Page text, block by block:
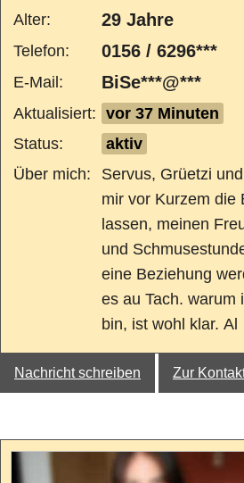
Alter:
29 Jahre
Telefon: 0156 / 6296***
E-Mail: BiSe***@***
Aktualisiert: vor 37 Minuten
Status:
aktiv
Über mich:
Servus, Grüetzi
mir vor Kurzem die
lassen, meinen
und
eine Beziehung
es au Tach. warum
bin, ist wohl klar. Al
Nachricht schreiben Zur